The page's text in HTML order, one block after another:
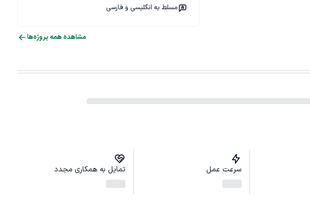
مسلط به انگلیسی و فارسی
مشاهده همه پروژه‌ها
سرعت عمل تمایل به همکاری مجدد